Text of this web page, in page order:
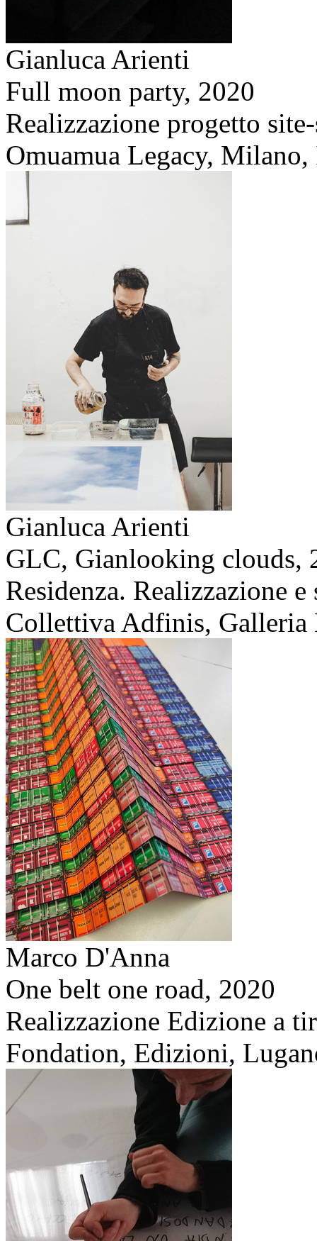
Gianluca Arienti
Full moon party, 2020
Realizzazione progetto
Omuamua Legacy,
Gianluca Arienti
GLC, Gianlooking clouds,
Residenza. Realizzazione
Collettiva Adfinis, Galleria
Marco D'Anna
One belt one road, 2020
Realizzazione Edizione a
Fondation, Edizioni,